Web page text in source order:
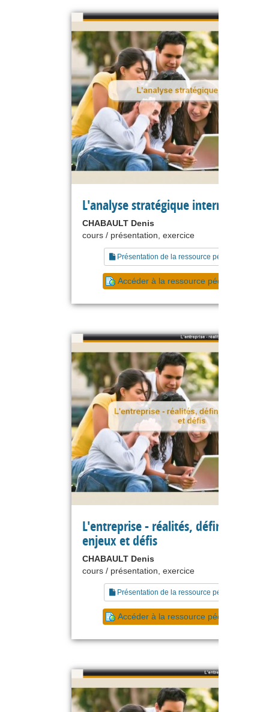
L'analyse stratégique interne
CHABAULT Denis
cours / présentation, exercice
Présentation de la ressource pédagogique
Accéder à la ressource pédagogique
L'entreprise - réalités, définitions,
enjeux et défis
CHABAULT Denis
cours / présentation, exercice
Présentation de la ressource pédagogique
Accéder à la ressource pédagogique